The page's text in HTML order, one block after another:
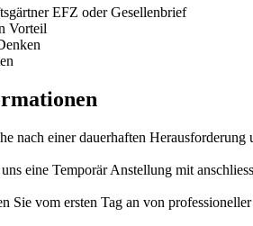
EFZ oder Gesellenbrief
Vorteil
nach einer dauerhaften
eine Temporär Anstellung mit
Sie vom ersten Tag an von